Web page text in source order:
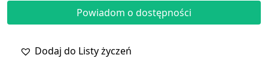
Powiadom o dostępności
Dodaj do Listy życzeń